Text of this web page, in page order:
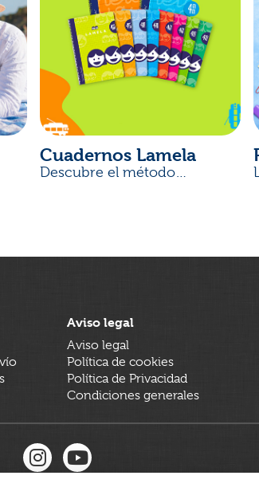
Cuadernos Lamela
Descubre el método
Aviso legal
Aviso legal
Política de cookies
Política de Privacidad
Condiciones generales